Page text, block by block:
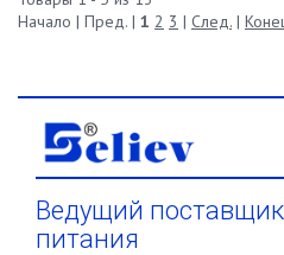
Начало | Пред. | 1 2 3 | След. |
Ведущий
питания